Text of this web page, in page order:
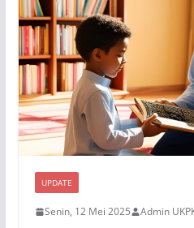
UPDATE
Senin, 12 Mei 2025 Admin